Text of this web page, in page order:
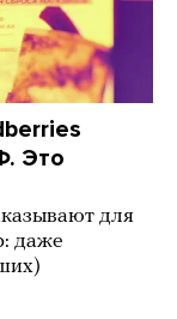
Это
для
даже